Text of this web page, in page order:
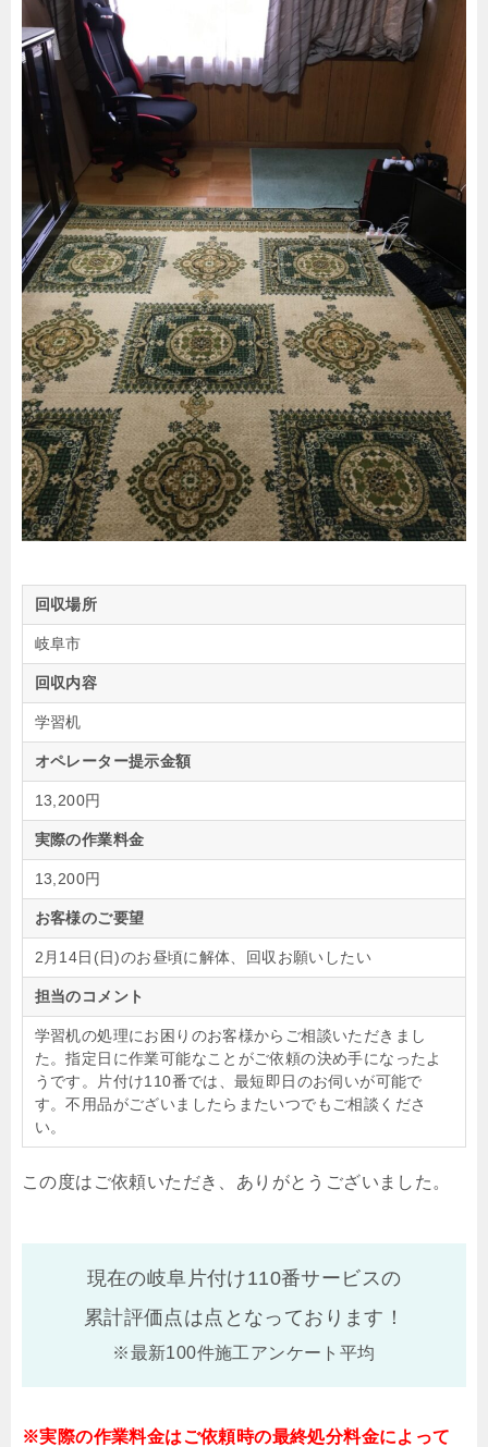
回収場所
岐阜市
回収内容
学習机
オペレーター提示金額
13,200円
実際の作業料金
13,200円
お客様のご要望
2月14日(日)のお昼頃に解体、回収お願いしたい
担当のコメント
学習机の処理にお困りのお客様からご相談いただきまし
た。指定日に作業可能なことがご依頼の決め手になったよ
うです。片付け110番では、最短即日のお伺いが可能で
す。不用品がございましたらまたいつでもご相談くださ
い。
この度はご依頼いただき、ありがとうございました。
現在の岐阜片付け110番サービスの
累計評価点は点となっております！
※最新100件施工アンケート平均
※実際の作業料金はご依頼時の最終処分料金によって